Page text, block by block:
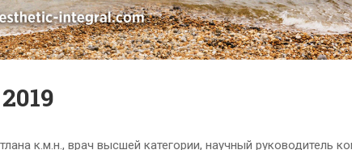
к.м.н., врач высшей категории, научный руководитель